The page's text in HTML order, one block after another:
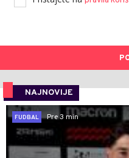
NAJNOVIJE
FUDBAL
Pre 3 min